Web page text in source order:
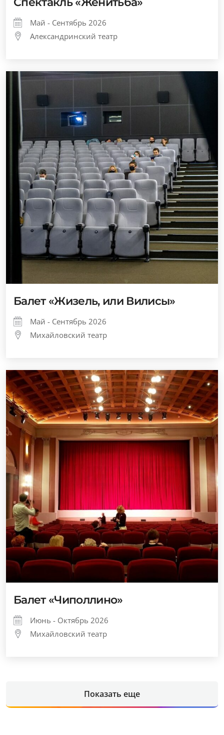
Май - Сентябрь 2026
Александринский театр
Балет «Жизель, или Вилисы»
Май - Сентябрь 2026
Михайловский театр
Балет «Чиполлино»
Июнь - Октябрь 2026
Михайловский театр
Показать еще